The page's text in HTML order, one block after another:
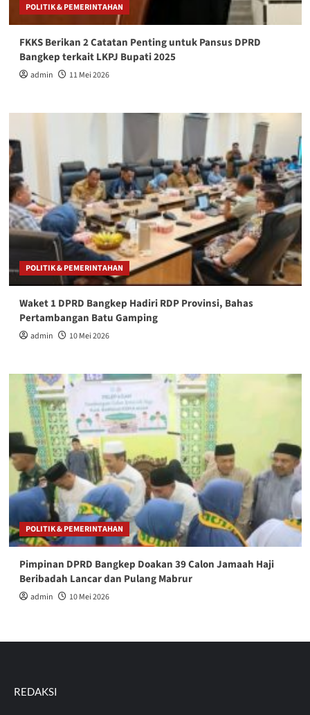
POLITIK & PEMERINTAHAN
FKKS Berikan 2 Catatan Penting untuk Pansus DPRD
Bangkep terkait LKPJ Bupati 2025
admin 11 Mei 2026
POLITIK & PEMERINTAHAN
Waket 1 DPRD Bangkep Hadiri RDP Provinsi, Bahas
Pertambangan Batu Gamping
admin 10 Mei 2026
POLITIK & PEMERINTAHAN
Pimpinan DPRD Bangkep Doakan 39 Calon Jamaah Haji
Beribadah Lancar dan Pulang Mabrur
admin 10 Mei 2026
REDAKSI